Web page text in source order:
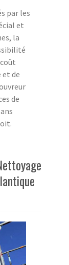
par les
et
la
et de
de